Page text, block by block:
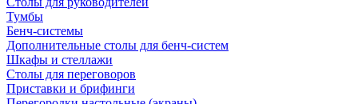
Тумбы
Бенч-системы
Дополнительные столы для бенч-систем
Шкафы и стеллажи
Столы для переговоров
Приставки и брифинги